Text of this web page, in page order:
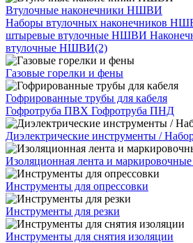
Втулочные наконечники НШВИ
Наборы втулочных наконечников
штыревые втулочные НШВИ
втулочные НШВИ(2)
Газовые горелки и фены
Гофрированные трубы для кабеля
Гофротруба ПВХ Гофротруба ПНД
Диэлектрические инструменты /
Изоляционная лента и
Инструменты для опрессовки
Инструменты для резки
Инструменты для снятия изоляции